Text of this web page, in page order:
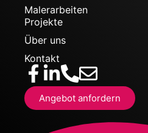
Malerarbeiten
Projekte
Über uns
Kontakt
Angebot anfordern